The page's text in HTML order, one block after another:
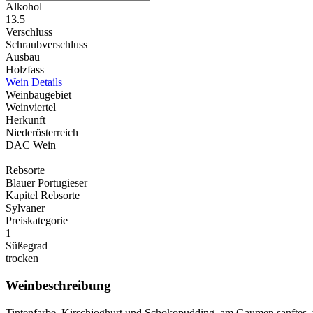
Alkohol
13.5
Verschluss
Schraubverschluss
Ausbau
Holzfass
Wein Details
Weinbaugebiet
Weinviertel
Herkunft
Niederösterreich
DAC Wein
–
Rebsorte
Blauer Portugieser
Kapitel Rebsorte
Sylvaner
Preiskategorie
1
Süßegrad
trocken
Weinbeschreibung